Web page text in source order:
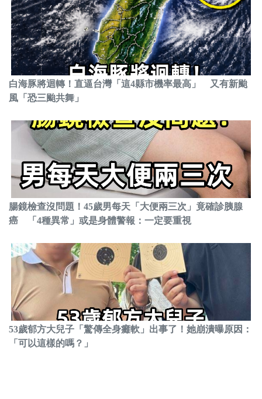
白海豚將迴轉！直逼台灣「這4縣市機率最高」 又有新颱
風「恐三颱共舞」
腸鏡檢查沒問題！45歲男每天「大便兩三次」竟確診胰腺
癌 「4種異常」或是身體警報：一定要重視
53歲郁方大兒子「驚傳全身癱軟」出事了！她崩潰曝原因：
「可以這樣的嗎？」